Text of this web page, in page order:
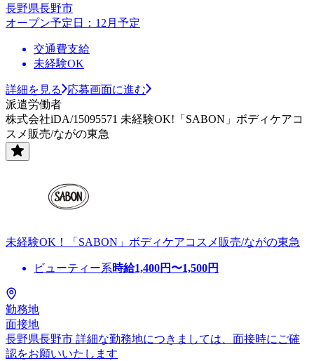
長野県長野市
オープン予定日：12月予定
交通費支給
未経験OK
詳細を見る
応募画面に進む
派遣労働者
株式会社iDA/15095571 未経験OK!「SABON」ボディケアコ
スメ販売/ながの東急
未経験OK！「SABON」ボディケアコスメ販売/ながの東急
ビューティー系時給1,400円〜1,500円
勤務地
面接地
長野県長野市 詳細な勤務地につきましては、面接時にご確
認をお願いいたします